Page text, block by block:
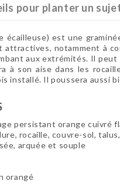
pour planter un
écailleuse) est une
attractives, notamment à
aux extrémités. Il peut
à son aise dans les
installé. Il poussera aussi
persistant orange cuivré
rocaille, couvre-sol,
arquée et souple
orangé